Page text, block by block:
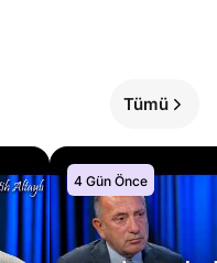
Tümü
4 Gün Önce